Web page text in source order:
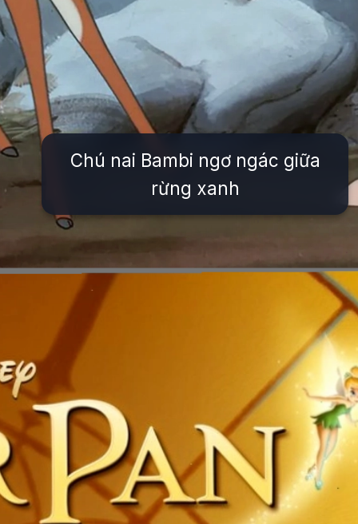
Chú nai Bambi ngơ ngác giữa
rừng xanh
Đang mở https://issiloo.edu.vn/tat-ca-cac-nhan-vat-trong-disney